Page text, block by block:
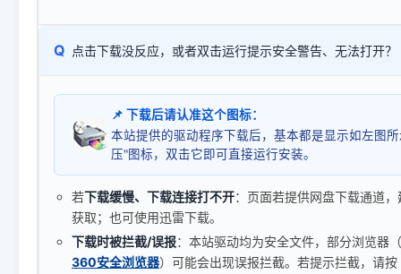
Q 点击下载没反应，或者双击运行提示安全警告、无法打开？
📌 下载后请认准这个图标：
本站提供的驱动程序下载后，基本都是显示如左图
压"图标，双击它即可直接运行安装。
若下载缓慢、下载连接打不开：页面若提供网盘下载通道
获取；也可使用迅雷下载。
下载时被拦截/误报：本站驱动均为安全文件，部分浏览器
360安全浏览器）可能会出现误报拦截。若提示拦截，请按